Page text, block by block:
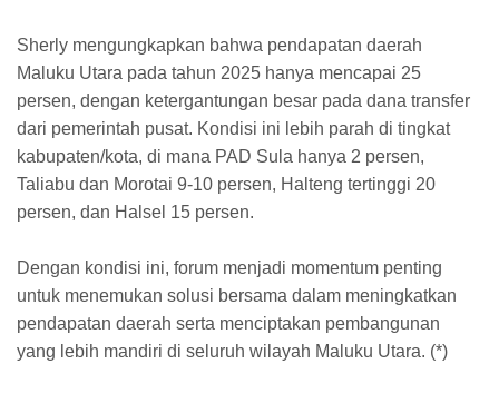
Sherly mengungkapkan bahwa pendapatan daerah
Maluku Utara pada tahun 2025 hanya mencapai 25
persen, dengan ketergantungan besar pada dana transfer
dari pemerintah pusat. Kondisi ini lebih parah di tingkat
kabupaten/kota, di mana PAD Sula hanya 2 persen,
Taliabu dan Morotai 9-10 persen, Halteng tertinggi 20
persen, dan Halsel 15 persen.
Dengan kondisi ini, forum menjadi momentum penting
untuk menemukan solusi bersama dalam meningkatkan
pendapatan daerah serta menciptakan pembangunan
yang lebih mandiri di seluruh wilayah Maluku Utara. (*)